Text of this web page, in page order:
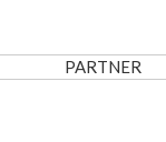
PARTNER